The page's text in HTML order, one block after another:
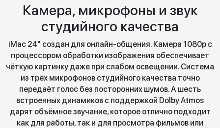
Камера, микрофоны и звук
студийного качества
iMac 24" создан для онлайн-общения. Камера 1080p с
процессором обработки изображения обеспечивает
чёткую картинку даже при слабом освещении. Система
из трёх микрофонов студийного качества точно
передаёт голос без посторонних шумов. А шесть
встроенных динамиков с поддержкой Dolby Atmos
дарят объёмное звучание, которое отлично подходит
как для работы, так и для просмотра фильмов или